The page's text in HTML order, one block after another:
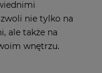
nie tylko na
ale także na
wnętrzu.